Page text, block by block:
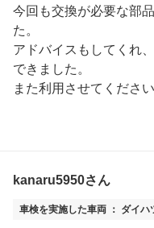
今回も交換が必要な部
た。
アドバイスもしてくれ
できました。
また利用させてくださ
kanaru5950さん
車検を実施した車両 ： ダイハ